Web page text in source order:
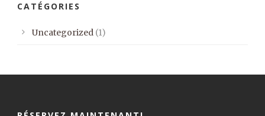
CATÉGORIES
Uncategorized (1)